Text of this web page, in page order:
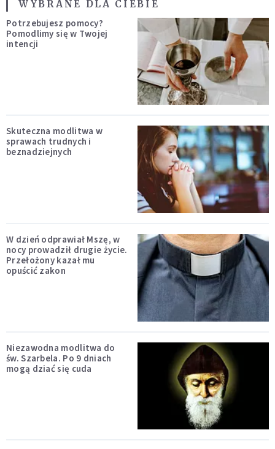
WYBRANE DLA CIEBIE
Potrzebujesz pomocy?
Pomodlimy się w Twojej
intencji
Skuteczna modlitwa w
sprawach trudnych i
beznadziejnych
W dzień odprawiał Mszę, w
nocy prowadził drugie życie.
Przełożony kazał mu
opuścić zakon
Niezawodna modlitwa do
św. Szarbela. Po 9 dniach
mogą dziać się cuda